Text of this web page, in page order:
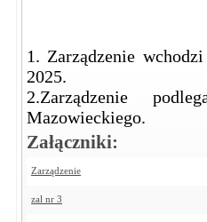
1. Zarządzenie
2025.
2.Zarządzenie
Mazowieckiego.
Załączniki:
Zarządzenie
zal nr 3